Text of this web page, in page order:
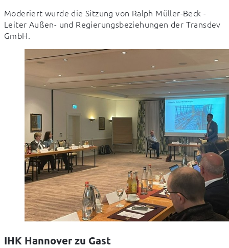
Moderiert wurde die Sitzung von Ralph Müller-Beck -
Leiter Außen- und Regierungsbeziehungen der Transdev
GmbH.
IHK Hannover zu Gast